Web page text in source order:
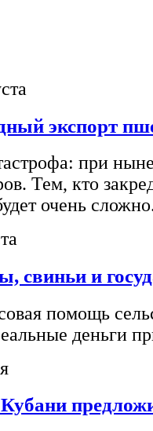
экспорт
при
Тем, кто
очень
свиньи и
помощь
деньги